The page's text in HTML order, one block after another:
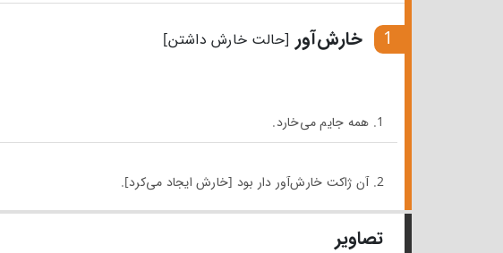
1 خارش‌آور [حالت خارش داشتن]
1. همه جایم می‌خارد.
2. آن ژاکت خارش‌آور دار بود [خارش ایجاد می‌کرد].
تصاویر